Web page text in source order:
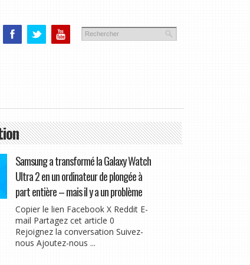
Samsung a transformé la Galaxy Watch
Ultra 2 en un ordinateur de plongée à
part entière – mais il y a un problème
Copier le lien Facebook X Reddit E-
mail Partagez cet article 0
Rejoignez la conversation Suivez-
nous Ajoutez-nous ...